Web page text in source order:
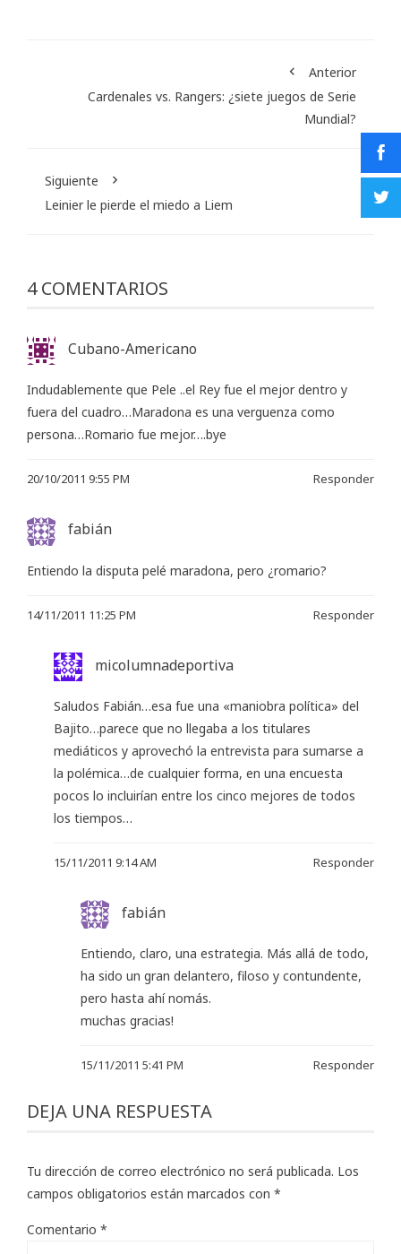
Anterior
Cardenales vs. Rangers: ¿siete juegos de Serie
Mundial?
Siguiente
Leinier le pierde el miedo a Liem
4 COMENTARIOS
Cubano-Americano
Indudablemente que Pele ..el Rey fue el mejor dentro y
fuera del cuadro…Maradona es una verguenza como
persona…Romario fue mejor….bye
20/10/2011 9:55 PM Responder
fabián
Entiendo la disputa pelé maradona, pero ¿romario?
14/11/2011 11:25 PM Responder
micolumnadeportiva
Saludos Fabián…esa fue una «maniobra política» del
Bajito…parece que no llegaba a los titulares
mediáticos y aprovechó la entrevista para sumarse a
la polémica…de cualquier forma, en una encuesta
pocos lo incluirían entre los cinco mejores de todos
los tiempos…
15/11/2011 9:14 AM Responder
fabián
Entiendo, claro, una estrategia. Más allá de todo,
ha sido un gran delantero, filoso y contundente,
pero hasta ahí nomás.
muchas gracias!
15/11/2011 5:41 PM Responder
DEJA UNA RESPUESTA
Tu dirección de correo electrónico no será publicada. Los
campos obligatorios están marcados con *
Comentario *